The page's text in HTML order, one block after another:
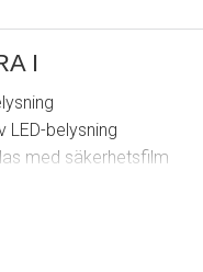
I
LED-belysning
med säkerhetsfilm
2 700–6 400 K